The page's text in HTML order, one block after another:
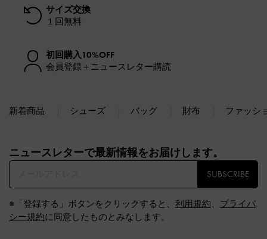
サイズ交換
１回無料
初回購入10%OFF
会員登録＋ニュースレター購読
新着商品 シューズ バッグ 財布 ファッシ
ニュースレターで最新情報をお届けします。​
SUBSCRIBE
※「登録する」ボタンをクリックすると、 利用規約、 プライバ
シー規約に同意したものとみなします。